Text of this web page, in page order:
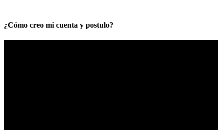
¿Cómo creo mi cuenta y postulo?